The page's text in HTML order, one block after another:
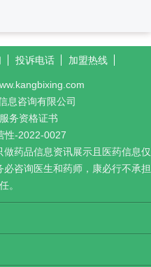
投诉电话 加盟热线
息咨询有限公司
务资格证书
性-2022-0027
药品信息资讯展示且医药信息仅
咨询医生和药师，康必行不承担
。